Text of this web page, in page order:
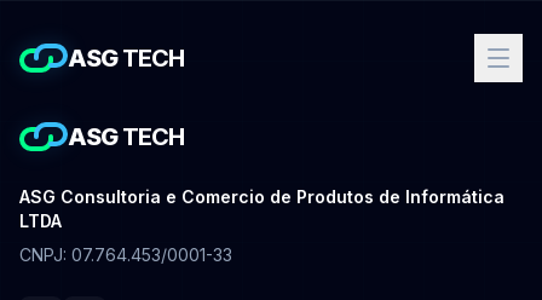
ASG TECH
ASG TECH
ASG Consultoria e Comercio de Produtos de Informática
LTDA
CNPJ: 07.764.453/0001-33